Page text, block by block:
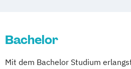
Bachelor
Mit dem Bachelor Studium